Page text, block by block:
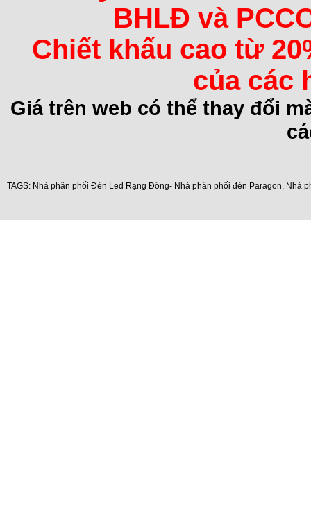
BHLĐ và
Chiết khấu cao từ
của các
Giá trên web có thể thay đổi
TAGS: Nhà phân phối Đèn Led Rạng Đông- Nhà phân phối đèn Paragon, Nhà